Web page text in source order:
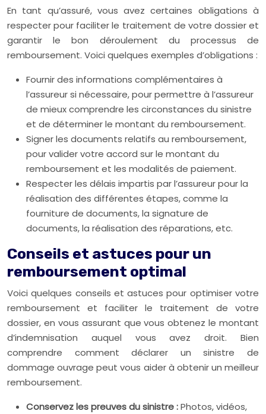
En tant qu’assuré, vous avez certaines obligations à
respecter pour faciliter le traitement de votre dossier et
garantir le bon déroulement du processus de
remboursement. Voici quelques exemples d’obligations :
Fournir des informations complémentaires à
l’assureur si nécessaire, pour permettre à l’assureur
de mieux comprendre les circonstances du sinistre
et de déterminer le montant du remboursement.
Signer les documents relatifs au remboursement,
pour valider votre accord sur le montant du
remboursement et les modalités de paiement.
Respecter les délais impartis par l’assureur pour la
réalisation des différentes étapes, comme la
fourniture de documents, la signature de
documents, la réalisation des réparations, etc.
Conseils et astuces pour un
remboursement optimal
Voici quelques conseils et astuces pour optimiser votre
remboursement et faciliter le traitement de votre
dossier, en vous assurant que vous obtenez le montant
d’indemnisation auquel vous avez droit. Bien
comprendre comment déclarer un sinistre de
dommage ouvrage peut vous aider à obtenir un meilleur
remboursement.
Conservez les preuves du sinistre :Photos, vidéos,